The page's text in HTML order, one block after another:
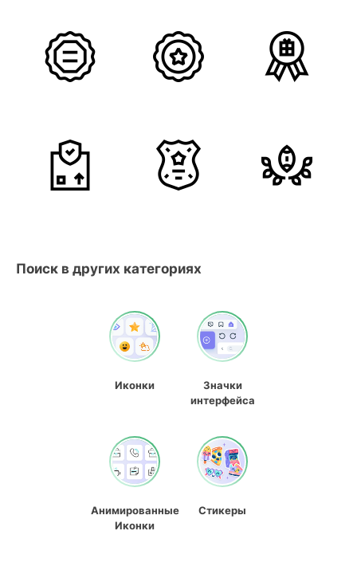
Поиск в других категориях
Иконки
Значки
интерфейса
Анимированные
Иконки
Стикеры